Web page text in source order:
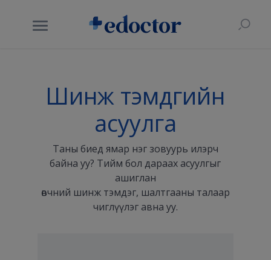
Шинж тэмдгийн
асуулга
Таны биед ямар нэг зовуурь илэрч
байна уу? Тийм бол дараах асуулгыг
ашиглан
өвчний шинж тэмдэг, шалтгааны талаар
чиглүүлэг авна уу.